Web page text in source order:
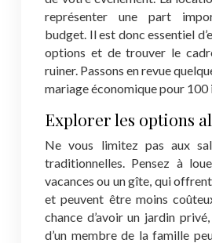
représenter une part
budget. Il est donc essentiel
options et de trouver le
ruiner. Passons en revue
mariage économique pour 100
Explorer les options
Ne vous limitez pas aux
traditionnelles. Pensez à
vacances ou un gîte, qui
et peuvent être moins
chance d’avoir un jardin
d’un membre de la famille